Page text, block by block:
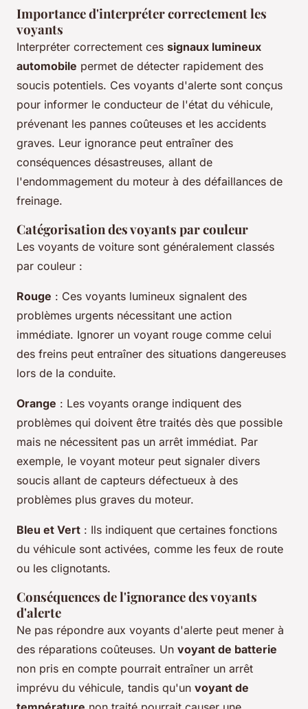
Importance d'interpréter correctement les
voyants
Interpréter correctement ces signaux lumineux
automobile permet de détecter rapidement des
soucis potentiels. Ces voyants d'alerte sont conçus
pour informer le conducteur de l'état du véhicule,
prévenant les pannes coûteuses et les accidents
graves. Leur ignorance peut entraîner des
conséquences désastreuses, allant de
l'endommagement du moteur à des défaillances de
freinage.
Catégorisation des voyants par couleur
Les voyants de voiture sont généralement classés
par couleur :
Rouge : Ces voyants lumineux signalent des
problèmes urgents nécessitant une action
immédiate. Ignorer un voyant rouge comme celui
des freins peut entraîner des situations dangereuses
lors de la conduite.
Orange : Les voyants orange indiquent des
problèmes qui doivent être traités dès que possible
mais ne nécessitent pas un arrêt immédiat. Par
exemple, le voyant moteur peut signaler divers
soucis allant de capteurs défectueux à des
problèmes plus graves du moteur.
Bleu et Vert : Ils indiquent que certaines fonctions
du véhicule sont activées, comme les feux de route
ou les clignotants.
Conséquences de l'ignorance des voyants
d'alerte
Ne pas répondre aux voyants d'alerte peut mener à
des réparations coûteuses. Un voyant de batterie
non pris en compte pourrait entraîner un arrêt
imprévu du véhicule, tandis qu'un voyant de